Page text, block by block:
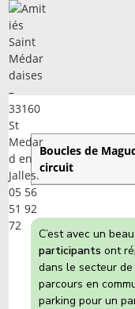
Skip
content
Boucles de
circuit
C’est avec un
participants ont
dans le secteur de
parcours en
parking pour un